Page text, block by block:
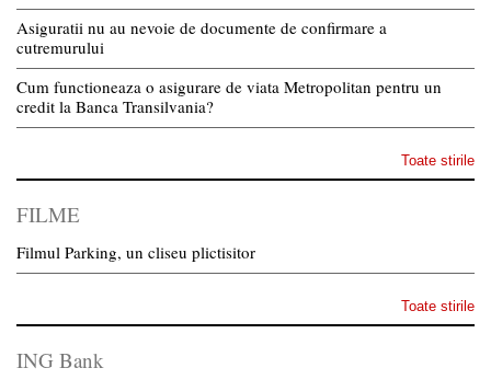
Asiguratii nu au nevoie de documente de confirmare a
cutremurului
Cum functioneaza o asigurare de viata Metropolitan pentru un
credit la Banca Transilvania?
Toate stirile
FILME
Filmul Parking, un cliseu plictisitor
Toate stirile
ING Bank